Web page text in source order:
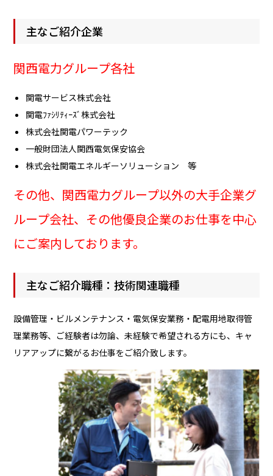
主なご紹介企業
関西電力グループ各社
関電サービス株式会社
関電ﾌｧｼﾘﾃｨｰｽﾞ株式会社
株式会社関電パワーテック
一般財団法人関西電気保安協会
株式会社関電エネルギーソリューション 等
その他、関西電力グループ以外の大手企業グ
ループ会社、その他優良企業のお仕事を中心
にご案内しております。
主なご紹介職種：技術関連職種
設備管理・ビルメンテナンス・電気保安業務・配電用地取得管
理業務等、ご経験者は勿論、未経験で希望される方にも、キャ
リアアップに繋がるお仕事をご紹介致します。